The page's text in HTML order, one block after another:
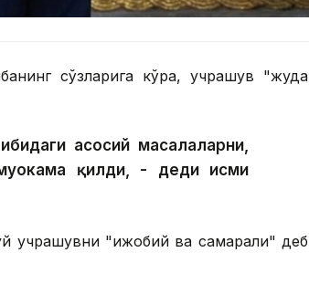
сўзларига кўра, учрашув "жуда
асосий масалаларни,
қилди, - деди исми
учрашувни "ижобий ва самарали" деб